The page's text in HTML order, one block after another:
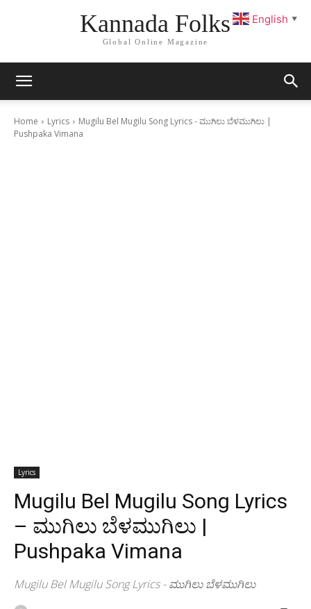
Kannada Folks
Global Online Magazine
Home Lyrics
Mugilu Bel Mugilu Song Lyrics - ಮುಗಿಲು ಬೆಳಮುಗಿಲು |
Pushpaka Vimana
Lyrics
Mugilu Bel Mugilu Song Lyrics
– ಮುಗಿಲು ಬೆಳಮುಗಿಲು |
Pushpaka Vimana
Mugilu Bel Mugilu Song Lyrics - ಮುಗಿಲು ಬೆಳಮುಗಿಲು
English ▼